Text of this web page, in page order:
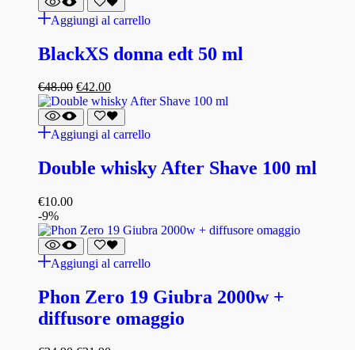
Aggiungi al carrello
BlackXS donna edt 50 ml
€48.00 €42.00
Aggiungi al carrello
Double whisky After Shave 100 ml
€10.00
-9%
Aggiungi al carrello
Phon Zero 19 Giubra 2000w +
diffusore omaggio